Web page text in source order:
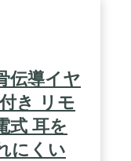
バッテリーを
件により異な
時：最大10時
時間となりま
ませている間
楽再生時。使
の高い USB
USB Type-Aケ
PCや市販の
ることができ
す。 / 頑丈で
イヤホンを確
ます。これに
品質な音楽を
ングや運動を
グでクリアな
マイクが周囲
安定した通話
イバシーが確
伝導イヤ
き リモ
式 耳を
にくい